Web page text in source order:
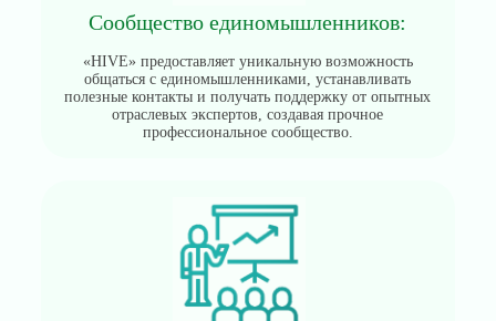
Сообщество единомышленников:
«HIVE» предоставляет уникальную возможность
общаться с единомышленниками, устанавливать
полезные контакты и получать поддержку от опытных
отраслевых экспертов, создавая прочное
профессиональное сообщество.